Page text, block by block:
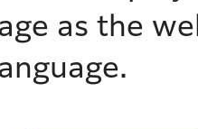
as the